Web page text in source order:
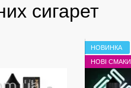
сигарет
НОВИНКА
НОВІ СМАКИ